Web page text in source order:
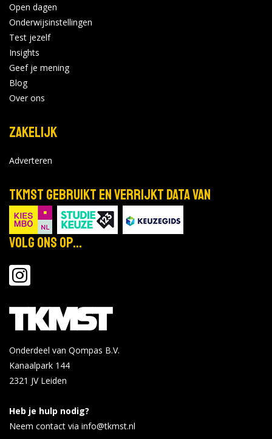
Open dagen
Onderwijsinstellingen
Test jezelf
Insights
Geef je mening
Blog
Over ons
Zakelijk
Adverteren
TKMST gebruikt en verrijkt data van
Volg ons op...
Onderdeel van Qompas B.V.
Kanaalpark 144
2321 JV Leiden
Heb je hulp nodig?
Neem contact via info@tkmst.nl